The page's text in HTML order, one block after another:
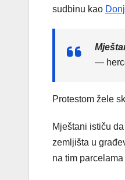
sudbinu kao
—
Protestom žele
Mještani ističu
zemljišta u
na tim